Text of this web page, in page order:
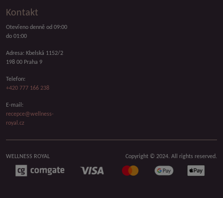
Kontakt
Otevřeno denně od 09:00
do 01:00
Adresa: Kbelská 1152/2
198 00 Praha 9
Telefon:
+420 777 166 238
E-mail:
recepce@wellness-
royal.cz
WELLNESS ROYAL Copyright © 2024. All rights reserved.